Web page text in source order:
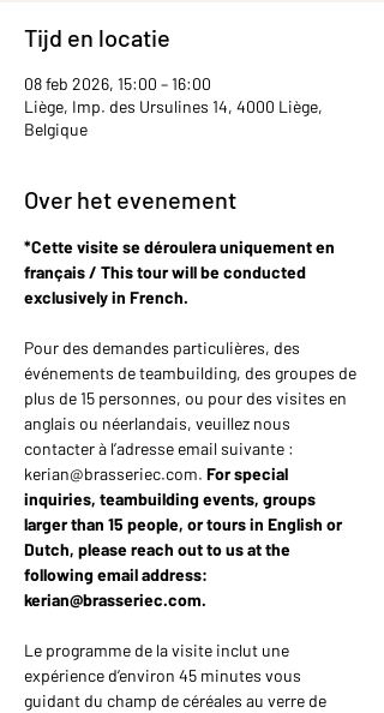
Tijd en locatie
08 feb 2026, 15:00 – 16:00
Liège, Imp. des Ursulines 14, 4000 Liège,
Belgique
Over het evenement
*Cette visite se déroulera uniquement en
français / This tour will be conducted
exclusively in French.
Pour des demandes particulières, des
événements de teambuilding, des groupes de
plus de 15 personnes, ou pour des visites en
anglais ou néerlandais, veuillez nous
contacter à l’adresse email suivante :
kerian@brasseriec.com. For special
inquiries, teambuilding events, groups
larger than 15 people, or tours in English or
Dutch, please reach out to us at the
following email address:
kerian@brasseriec.com.
Le programme de la visite inclut une
expérience d’environ 45 minutes vous
guidant du champ de céréales au verre de